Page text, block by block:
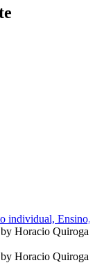
individual,
Horacio Quiroga
Horacio Quiroga